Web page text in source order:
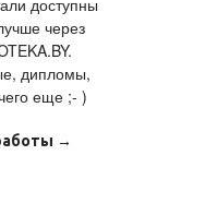
доступны
через
дипломы,
еще ;- )
→